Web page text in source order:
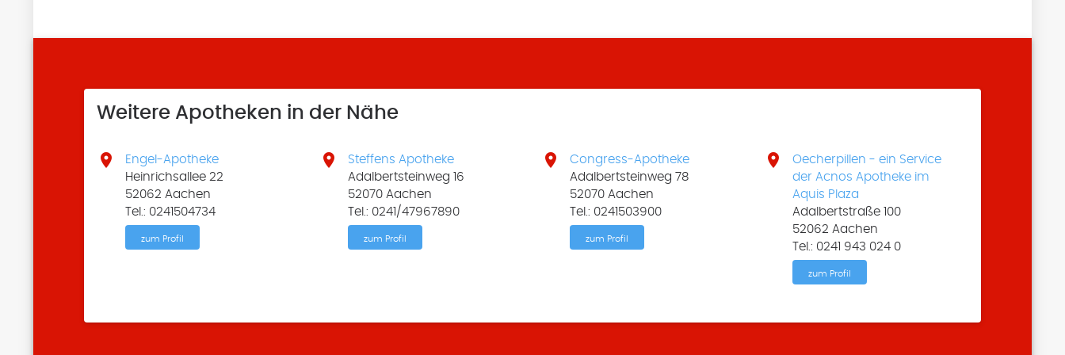
Weitere Apotheken in der Nähe

Engel-Apotheke
Heinrichsallee 22
52062 Aachen
Tel.: 0241504734
zum Profil

Steffens Apotheke
Adalbertsteinweg 16
52070 Aachen
Tel.: 0241/47967890
zum Profil

Congress-Apotheke
Adalbertsteinweg 78
52070 Aachen
Tel.: 0241503900
zum Profil

Oecherpillen - ein Service
der Acnos Apotheke im
Aquis Plaza
Adalbertstraße 100
52062 Aachen
Tel.: 0241 943 024 0
zum Profil